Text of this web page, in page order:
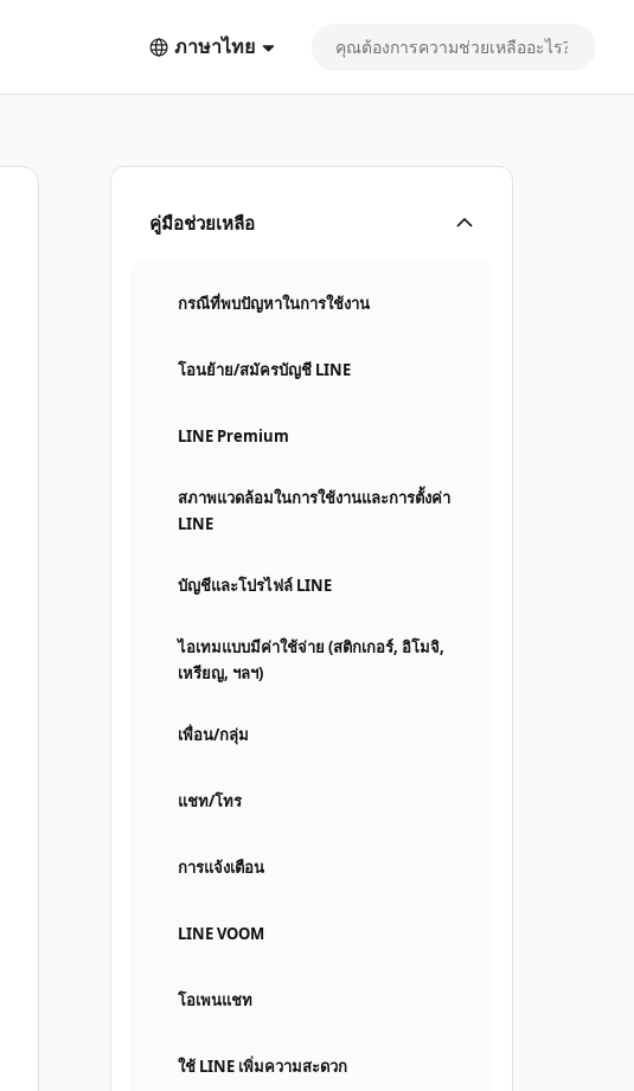
ภาษาไทย
คู่มือช่วยเหลือ
กรณีที่พบปัญหาในการใช้งาน
โอนย้าย/สมัครบัญชี LINE
LINE Premium
สภาพแวดล้อมในการใช้งานและการตั้งค่า
LINE
บัญชีและโปรไฟล์ LINE
ไอเทมแบบมีค่าใช้จ่าย (สติกเกอร์, อิโมจิ,
เหรียญ, ฯลฯ)
เพื่อน/กลุ่ม
แชท/โทร
การแจ้งเตือน
LINE VOOM
โอเพนแชท
ใช้ LINE เพิ่มความสะดวก